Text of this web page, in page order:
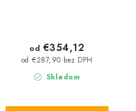
Skladom
od €287,90 bez DPH
od €354,12